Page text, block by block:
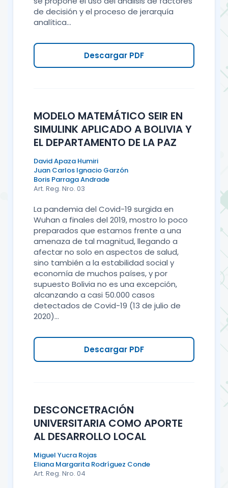
de decisión y el proceso de jerarquía
analítica...
Descargar PDF
MODELO MATEMÁTICO SEIR EN
SIMULINK APLICADO A BOLIVIA Y
EL DEPARTAMENTO DE LA PAZ
David Apaza Humiri
Juan Carlos Ignacio Garzón
Boris Parraga Andrade
Art. Reg. Nro. 03
La pandemia del Covid-19 surgida en
Wuhan a finales del 2019, mostro lo poco
preparados que estamos frente a una
amenaza de tal magnitud, llegando a
afectar no solo en aspectos de salud,
sino también a la estabilidad social y
economía de muchos países, y por
supuesto Bolivia no es una excepción,
alcanzando a casi 50.000 casos
detectados de Covid-19 (13 de julio de
2020)...
Descargar PDF
DESCONCETRACIÓN
UNIVERSITARIA COMO APORTE
AL DESARROLLO LOCAL
Miguel Yucra Rojas
Eliana Margarita Rodríguez Conde
Art. Reg. Nro. 04